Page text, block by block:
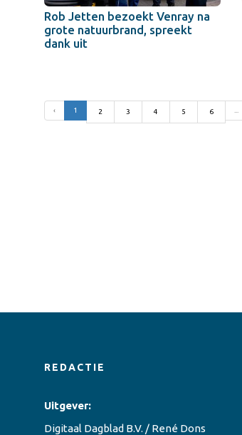
Rob Jetten bezoekt Venray na
grote natuurbrand, spreekt
dank uit
‹ 1 2 3 4 5 6
REDACTIE
Uitgever:
Digitaal Dagblad B.V. / René Dons